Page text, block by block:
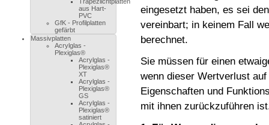
eingesetzt haben, es sei
vereinbart; in keinem Fall
berechnet.
Sie müssen für einen
wenn dieser Wertverlust
Eigenschaften und
mit ihnen zurückzuführen
aus Hart-
PVC
GfK - Profilplatten
gefärbt
Massivplatten
Acrylglas -
Plexiglas®
Acrylglas -
Plexiglas®
XT
Acrylglas -
Plexiglas®
GS
Acrylglas -
Plexiglas®
satiniert